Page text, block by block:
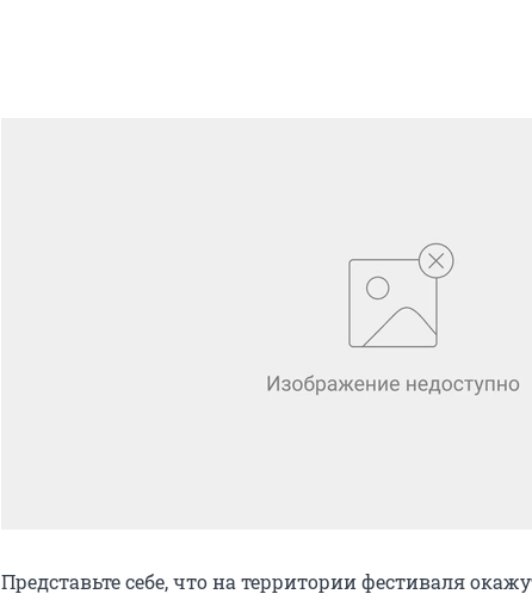
Представьте себе, что на территории фестиваля